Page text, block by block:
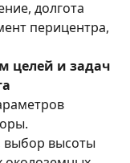
долгота
перицентра,
целей и задач
выбор высоты